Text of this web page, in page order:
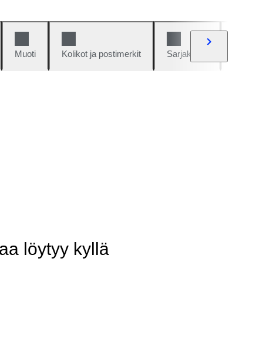
Muoti Kolikot ja postimerkit Sarjakuvat
löytyy kyllä